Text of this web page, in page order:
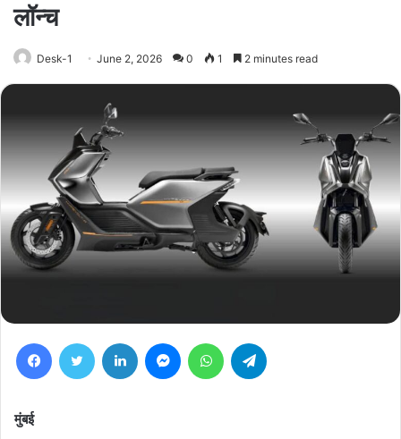
लॉन्च
Desk-1 June 2, 2026 0 1 2 minutes read
FacebookTwitter LinkedIn MessengerWhatsApp
मुंबई